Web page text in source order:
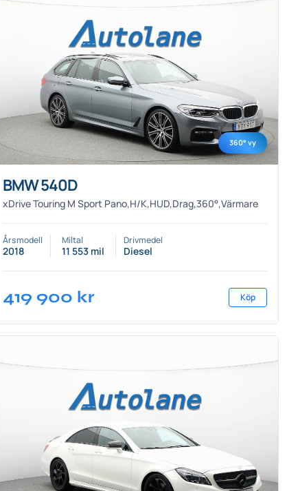
360° vy
BMW 540D
xDrive Touring M Sport Pano,H/K,HUD,Drag,360°,Värmare
Årsmodell
2018
Miltal
11 553 mil
Drivmedel
Diesel
419 900 kr Köp